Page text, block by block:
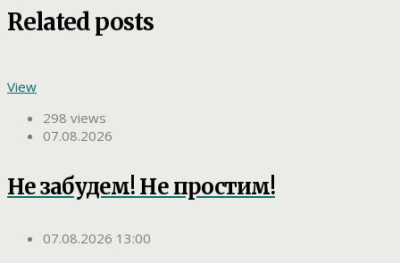
Related posts
View
298 views
07.08.2026
Не забудем! Не простим!
07.08.2026 13:00